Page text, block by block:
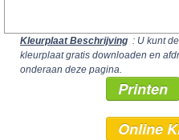
Kleurplaat Beschrijving : U kunt
kleurplaat gratis downloaden en
onderaan deze pagina.
Printen
Online